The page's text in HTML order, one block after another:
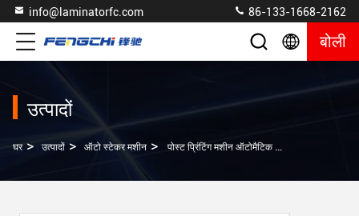
info@laminatorfc.com 86-133-1668-2162
बोली
उत्पादों
घर > उत्पादों > ऑटो स्टेकर मशीन > पोस्ट प्रिंटिंग मशीन ऑटोमैटिक ट्रिमिंग पेपर मशीन OEM ODM